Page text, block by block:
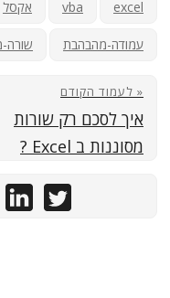
excel
vba אקסל
עמודה-מהבהבת
« לעמוד הקודם
איך לסכם רק שורות
מסוננות ב Excel ?